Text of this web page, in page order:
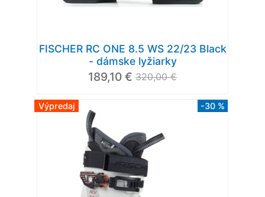
FISCHER RC ONE 8.5 WS 22/23 Black
- dámske lyžiarky
189,10 € 320,00 €
Výpredaj -30 %